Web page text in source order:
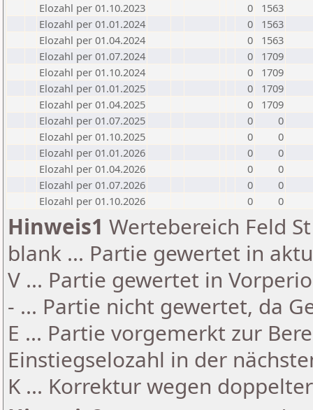
Elozahl per 01.10.2023
0
1563
Elozahl per 01.01.2024
0
1563
Elozahl per 01.04.2024
0
1563
Elozahl per 01.07.2024
0
1709
Elozahl per 01.10.2024
0
1709
Elozahl per 01.01.2025
0
1709
Elozahl per 01.04.2025
0
1709
Elozahl per 01.07.2025
0
0
Elozahl per 01.10.2025
0
0
Elozahl per 01.01.2026
0
0
Elozahl per 01.04.2026
0
0
Elozahl per 01.07.2026
0
0
Elozahl per 01.10.2026
0 0
Hinweis1 Wertebereich Feld
blank ... Partie gewertet in
V ... Partie gewertet in
- ... Partie nicht gewertet, da
E ... Partie vorgemerkt zur
Einstiegselozahl in der
K ... Korrektur wegen